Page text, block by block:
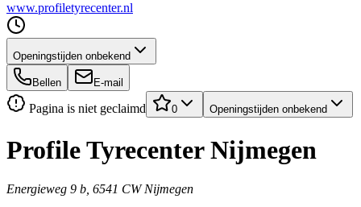
www.profiletyrecenter.nl
Openingstijden onbekend
Bellen E-mail
Pagina is niet geclaimd 0 Openingstijden onbekend
Profile Tyrecenter Nijmegen
Energieweg 9 b, 6541 CW Nijmegen